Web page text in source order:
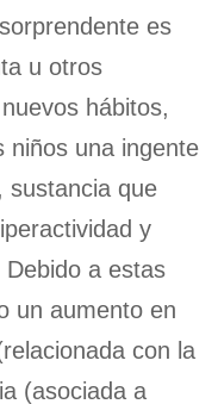
es
u otros
hábitos,
niños una ingente
sustancia que
y
a estas
un aumento en
con la
(asociada a